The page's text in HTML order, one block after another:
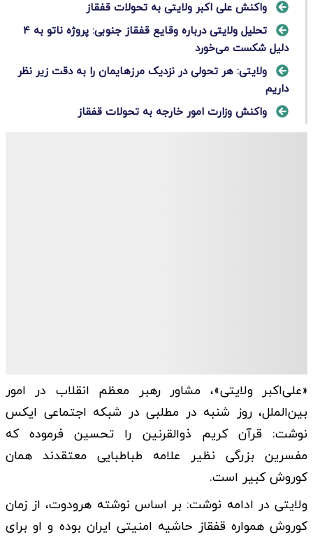
واکنش علی اکبر ولایتی به تحولات قفقاز
تحلیل ولایتی درباره وقایع قفقاز جنوبی: پروژه ناتو به ۴
دلیل شکست می‌خورد
ولایتی: هر تحولی در نزدیک مرزهایمان را به دقت زیر نظر
داریم
واکنش وزارت امور خارجه به تحولات قفقاز
«علی‌اکبر ولایتی»، مشاور رهبر معظم انقلاب در امور
بین‌الملل، روز شنبه در مطلبی در شبکه اجتماعی ایکس
نوشت: قرآن کریم ‎ذوالقرنین را تحسین فرموده که
مفسرین بزرگی نظیر علامه طباطبایی معتقدند همان
کوروش کبیر است.
ولایتی در ادامه نوشت: بر اساس نوشته هرودوت، از زمان
کوروش همواره قفقاز حاشیه امنیتی ایران بوده و او برای